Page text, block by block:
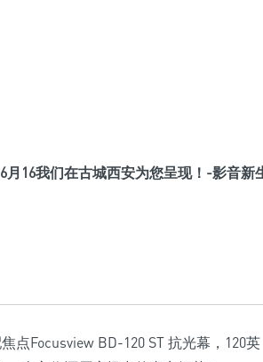
点Focusview BD-120 ST 抗光幕，120英